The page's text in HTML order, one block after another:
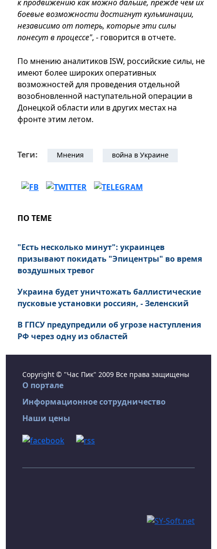
к продвижению как можно дальше, прежде чем их
боевые возможности достигнут кульминации,
независимо от потерь, которые эти силы
понесут в процессе", - говорится в отчете.
По мнению аналитиков ISW, российские силы, не
имеют более широких оперативных
возможностей для проведения отдельной
возобновленной наступательной операции в
Донецкой области или в других местах на
фронте этим летом.
Теги: Мнения война в Украине
ПО ТЕМЕ
"Есть несколько минут": украинцев
призывают покидать "Эпицентры" во время
воздушных тревог
Украина будет уничтожать баллистические
пусковые установки россиян, - Зеленский
В ГПСУ предупредили об угрозе наступления
РФ через одну из областей
Copyright © "Час Пик" 2009 Все права защищены
О портале
Информационное сотрудничество
Наши цены